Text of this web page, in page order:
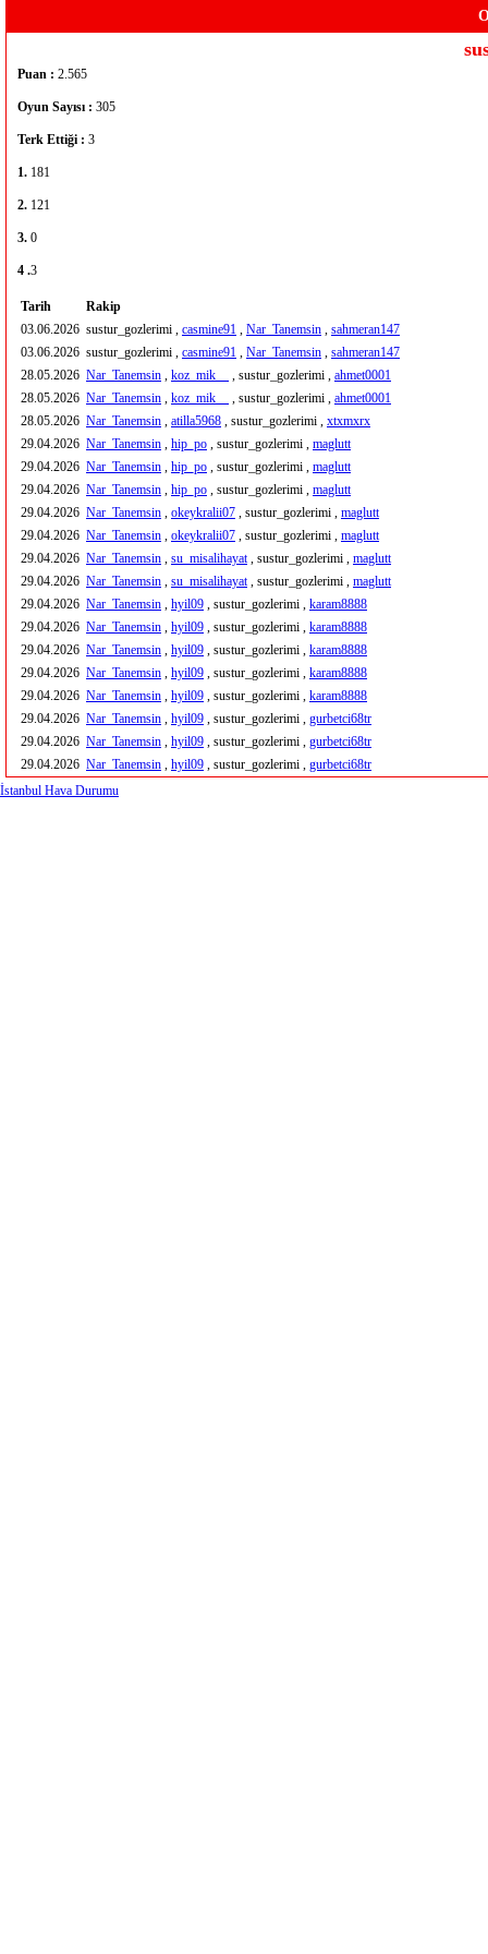
Puan : 2.565
Oyun Sayısı : 305
Terk Ettiği : 3
1. 181
2. 121
3. 0
4 .3
Tarih
Rakip
03.06.2026 sustur_gozlerimi , casmine91 , Nar_Tanemsin , sahmeran147
03.06.2026 sustur_gozlerimi , casmine91 , Nar_Tanemsin , sahmeran147
28.05.2026 Nar_Tanemsin , koz_mik__ , sustur_gozlerimi , ahmet0001
28.05.2026 Nar_Tanemsin , koz_mik__ , sustur_gozlerimi , ahmet0001
28.05.2026 Nar_Tanemsin , atilla5968 , sustur_gozlerimi , xtxmxrx
29.04.2026 Nar_Tanemsin , hip_po , sustur_gozlerimi , maglutt
29.04.2026 Nar_Tanemsin , hip_po , sustur_gozlerimi , maglutt
29.04.2026 Nar_Tanemsin , hip_po , sustur_gozlerimi , maglutt
29.04.2026 Nar_Tanemsin , okeykralii07 , sustur_gozlerimi , maglutt
29.04.2026 Nar_Tanemsin , okeykralii07 , sustur_gozlerimi , maglutt
29.04.2026 Nar_Tanemsin , su_misalihayat, sustur_gozlerimi , maglutt
29.04.2026 Nar_Tanemsin , su_misalihayat, sustur_gozlerimi , maglutt
29.04.2026 Nar_Tanemsin , hyil09 , sustur_gozlerimi , karam8888
29.04.2026 Nar_Tanemsin , hyil09 , sustur_gozlerimi , karam8888
29.04.2026 Nar_Tanemsin , hyil09 , sustur_gozlerimi , karam8888
29.04.2026 Nar_Tanemsin , hyil09 , sustur_gozlerimi , karam8888
29.04.2026 Nar_Tanemsin , hyil09 , sustur_gozlerimi , karam8888
29.04.2026 Nar_Tanemsin , hyil09 , sustur_gozlerimi , gurbetci68tr
29.04.2026 Nar_Tanemsin , hyil09 , sustur_gozlerimi , gurbetci68tr
29.04.2026 Nar_Tanemsin , hyil09 , sustur_gozlerimi , gurbetci68tr
İstanbul Hava Durumu